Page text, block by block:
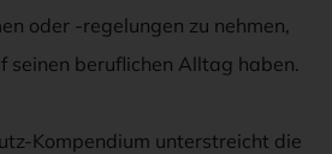
oder -regelungen zu nehmen,
seinen beruflichen Alltag haben.
Kompendium unterstreicht die